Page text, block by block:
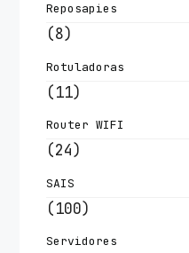
Reposapies
(8)
Rotuladoras
(11)
Router WIFI
(24)
SAIS
(100)
Servidores